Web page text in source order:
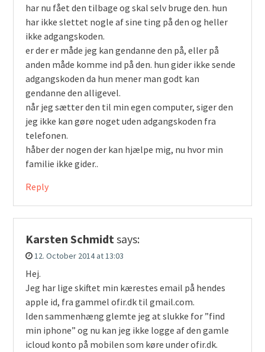
har nu fået den tilbage og skal selv bruge den. hun
har ikke slettet nogle af sine ting på den og heller
ikke adgangskoden.
er der er måde jeg kan gendanne den på, eller på
anden måde komme ind på den. hun gider ikke sende
adgangskoden da hun mener man godt kan
gendanne den alligevel.
når jeg sætter den til min egen computer, siger den
jeg ikke kan gøre noget uden adgangskoden fra
telefonen.
håber der nogen der kan hjælpe mig, nu hvor min
familie ikke gider..
Reply
Karsten Schmidtsays:
12. October 2014 at 13:03
Hej.
Jeg har lige skiftet min kærestes email på hendes
apple id, fra gammel ofir.dk til gmail.com.
Iden sammenhæng glemte jeg at slukke for ”find
min iphone” og nu kan jeg ikke logge af den gamle
icloud konto på mobilen som køre under ofir.dk.